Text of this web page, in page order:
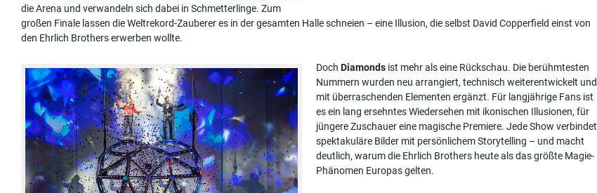
die Arena und verwandeln sich dabei in Schmetterlinge. Zum
großen Finale lassen die Weltrekord-Zauberer es in der gesamten Halle schneien – eine Illusion, die selbst David Copperfield einst von
den Ehrlich Brothers erwerben wollte.
Doch Diamonds ist mehr als eine Rückschau. Die berühmtesten
Nummern wurden neu arrangiert, technisch weiterentwickelt und
mit überraschenden Elementen ergänzt. Für langjährige Fans ist
es ein lang ersehntes Wiedersehen mit ikonischen Illusionen, für
jüngere Zuschauer eine magische Premiere. Jede Show verbindet
spektakuläre Bilder mit persönlichem Storytelling – und macht
deutlich, warum die Ehrlich Brothers heute als das größte Magie-
Phänomen Europas gelten.